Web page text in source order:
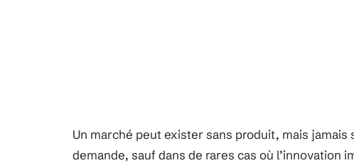
Un marché peut exister sans produit, mais jamais
demande, sauf dans de rares cas où l’innovation